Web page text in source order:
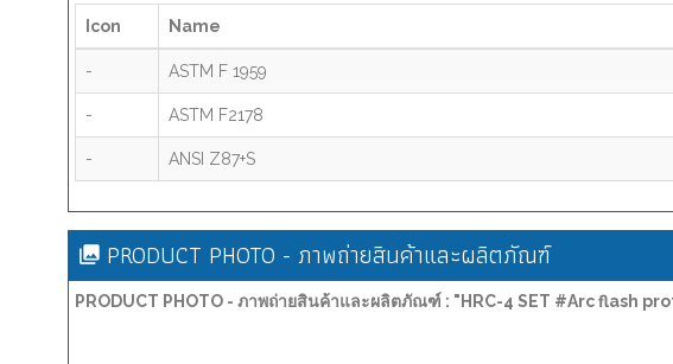
Icon Name
- ASTM F 1959
- ASTM F2178
- ANSI Z87+S
PRODUCT PHOTO - ภาพถ่ายสินค้าและผลิตภัณฑ์
PRODUCT PHOTO - ภาพถ่ายสินค้าและผลิตภัณฑ์ : "HRC-4 SET #Arc